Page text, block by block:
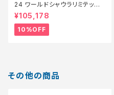
24 ワールドシャウラリミテッド
21053R-3【継続セール_ロッ
ド】【10】
¥105,178
10%OFF
その他の商品